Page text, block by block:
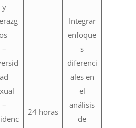
y
os
–
ad
–
24 horas
Integrar
enfoque
s
diferenci
ales en
el
análisis
de